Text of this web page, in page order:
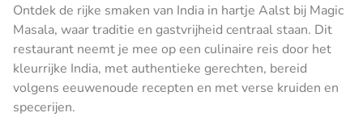
Ontdek de rijke smaken van India in hartje Aalst bij Magic
Masala, waar traditie en gastvrijheid centraal staan. Dit
restaurant neemt je mee op een culinaire reis door het
kleurrijke India, met authentieke gerechten, bereid
volgens eeuwenoude recepten en met verse kruiden en
specerijen.